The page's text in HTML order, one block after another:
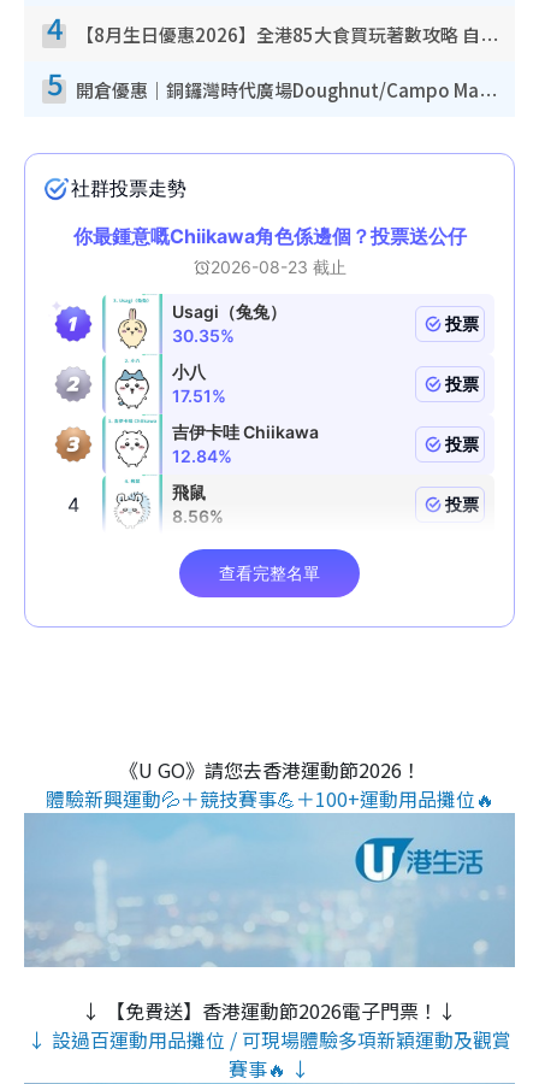
4 【8月生日優惠2026】全港85大食買玩著數攻略 自助餐/火鍋放題同行免費＋誠品/DONKI送現金券
5 開倉優惠｜銅鑼灣時代廣場Doughnut/Campo Marzio開倉低至1折！背囊、書包、手袋劈價$200起
《U GO》請您去香港運動節2026！
體驗新興運動💦＋競技賽事💪＋100+運動用品攤位🔥
↓ 【免費送】香港運動節2026電子門票！↓
↓ 設過百運動用品攤位 / 可現場體驗多項新穎運動及觀賞
賽事🔥 ↓